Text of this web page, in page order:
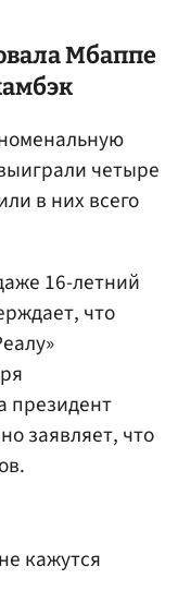
Мбаппе
четыре
в них всего
16-летний
что
президент
заявляет, что
кажутся